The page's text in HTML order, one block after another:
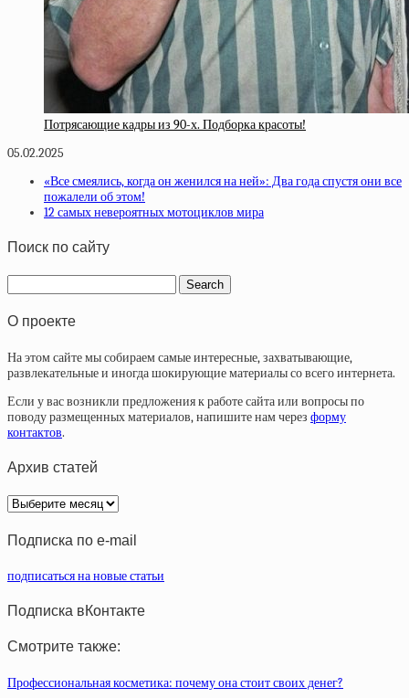
Потрясающие кадры из 90-х. Подборка красоты!
05.02.2025
«Все смеялись, когда он женился на ней»: Два года спустя они все
пожалели об этом!
12 самых невероятных мотоциклов мира
Поиск по сайту
О проекте
На этом сайте мы собираем самые интересные, захватывающие,
развлекательные и иногда шокирующие материалы со всего интернета.
Если у вас возникли предложения к работе сайта или вопросы по
поводу размещенных материалов, напишите нам через форму
контактов.
Архив статей
Архив
статей
Подписка по e-mail
подписаться на новые статьи
Подписка вКонтакте
Смотрите также:
Профессиональная косметика: почему она стоит своих денег?